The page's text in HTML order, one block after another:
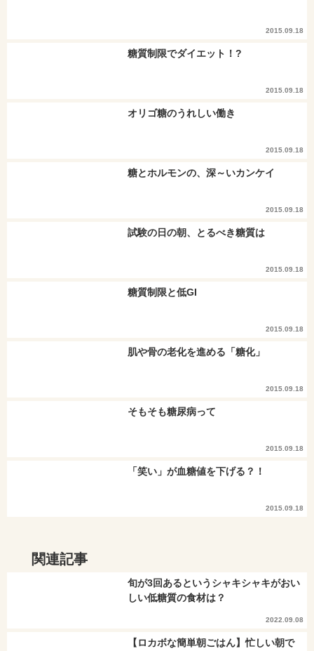
2015.09.18
糖質制限でダイエット！?
2015.09.18
オリゴ糖のうれしい働き
2015.09.18
糖とホルモンの、深～いカンケイ
2015.09.18
試験の日の朝、とるべき糖質は
2015.09.18
糖質制限と低GI
2015.09.18
肌や骨の老化を進める「糖化」
2015.09.18
そもそも糖尿病って
2015.09.18
「笑い」が血糖値を下げる？！
2015.09.18
関連記事
旬が3回あるというシャキシャキがおい
しい低糖質の食材は？
2022.09.08
【ロカボな簡単朝ごはん】忙しい朝で